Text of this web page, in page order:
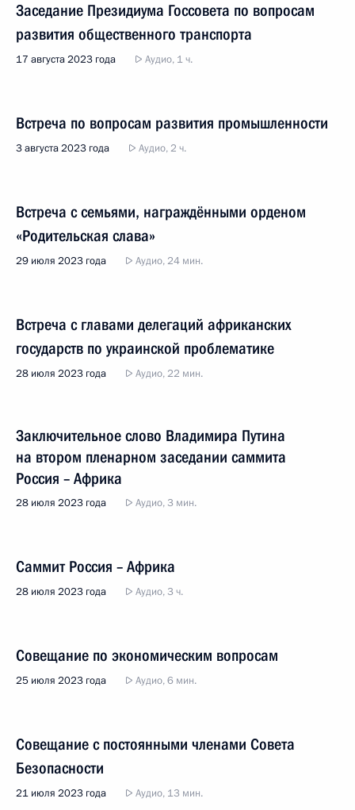
Заседание Президиума Госсовета по вопросам
развития общественного транспорта
17 августа 2023 года Аудио, 1 ч.
Встреча по вопросам развития промышленности
3 августа 2023 года Аудио, 2 ч.
Встреча с семьями, награждёнными орденом
«Родительская слава»
29 июля 2023 года Аудио, 24 мин.
Встреча с главами делегаций африканских
государств по украинской проблематике
28 июля 2023 года Аудио, 22 мин.
Заключительное слово Владимира Путина
на втором пленарном заседании саммита
Россия – Африка
28 июля 2023 года Аудио, 3 мин.
Саммит Россия – Африка
28 июля 2023 года Аудио, 3 ч.
Совещание по экономическим вопросам
25 июля 2023 года Аудио, 6 мин.
Совещание с постоянными членами Совета
Безопасности
21 июля 2023 года Аудио, 13 мин.